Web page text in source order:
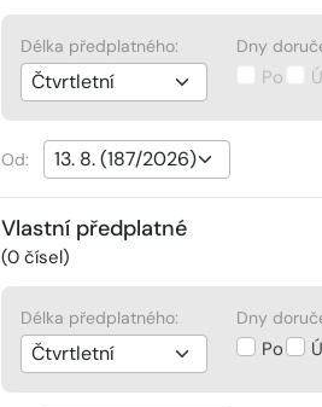
Délka předplatného: Dny
Po
Od:
Vlastní předplatné
(0čísel)
Délka předplatného: Dny
Po